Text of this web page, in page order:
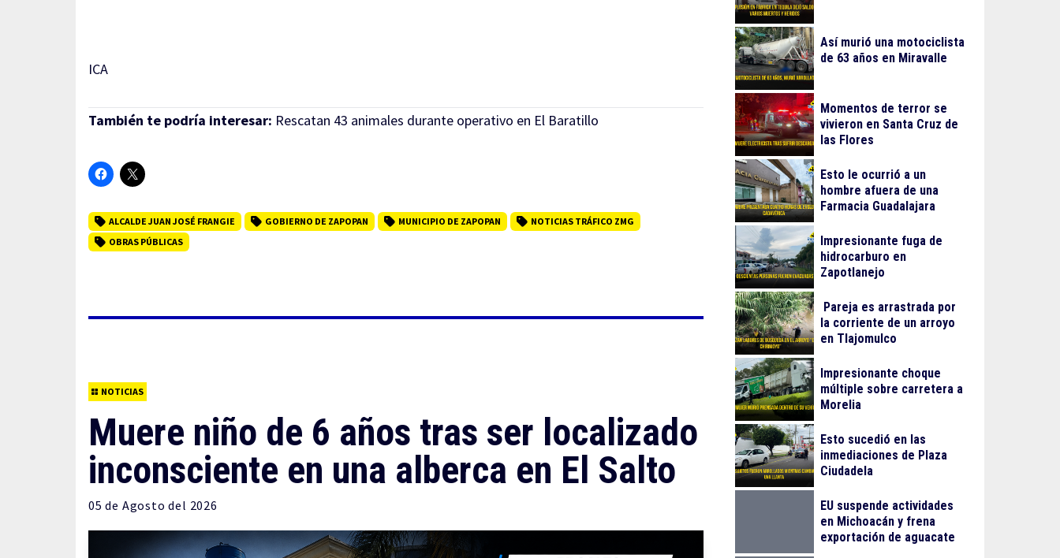
ICA
También te podría interesar: Rescatan 43 animales durante operativo en El Baratillo
ALCALDE JUAN JOSÉ FRANGIE GOBIERNO DE ZAPOPAN MUNICIPIO DE ZAPOPAN
NOTICIAS TRÁFICO ZMG
OBRAS PÚBLICAS
NOTICIAS
Muere niño de 6 años tras ser localizado
inconsciente en una alberca en El Salto
05 de Agosto del 2026
Así murió una motociclista
de 63 años en Miravalle
Momentos de terror se
vivieron en Santa Cruz de
las Flores
Esto le ocurrió a un
hombre afuera de una
Farmacia Guadalajara
Impresionante fuga de
hidrocarburo en
Zapotlanejo
Pareja es arrastrada por
la corriente de un arroyo
en Tlajomulco
Impresionante choque
múltiple sobre carretera a
Morelia
Esto sucedió en las
inmediaciones de Plaza
Ciudadela
EU suspende actividades
en Michoacán y frena
exportación de aguacate